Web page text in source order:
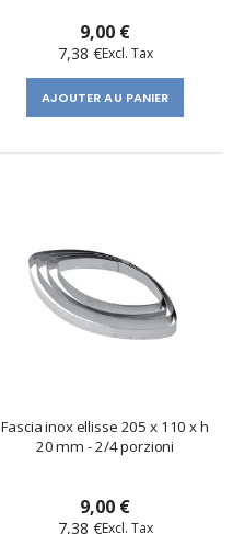
9,00 €
7,38 €
AJOUTER AU PANIER
Fascia inox ellisse 205 x 110 x h
20 mm - 2/4 porzioni
9,00 €
7,38 €